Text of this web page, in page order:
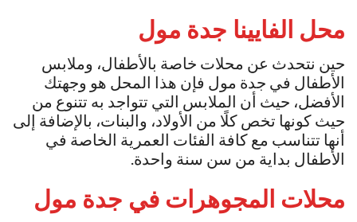
محل الفايينا جدة مول
حين نتحدث عن محلات خاصة بالأطفال، وملابس
الأطفال في جدة مول فإن هذا المحل هو وجهتك
الأفضل، حيث أن الملابس التي تتواجد به تتنوع من
حيث كونها تخص كلًا من الأولاد، والبنات، بالإضافة إلى
أنها تتناسب مع كافة الفئات العمرية الخاصة في
الأطفال بداية من سن سنة واحدة.
محلات المجوهرات في جدة مول